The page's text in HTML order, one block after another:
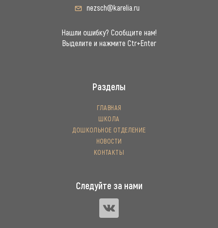
nezsch@karelia.ru
Нашли ошибку? Сообщите нам!
Выделите и нажмите Ctr+Enter
Разделы
ГЛАВНАЯ
ШКОЛА
ДОШКОЛЬНОЕ ОТДЕЛЕНИЕ
НОВОСТИ
КОНТАКТЫ
Следуйте за нами